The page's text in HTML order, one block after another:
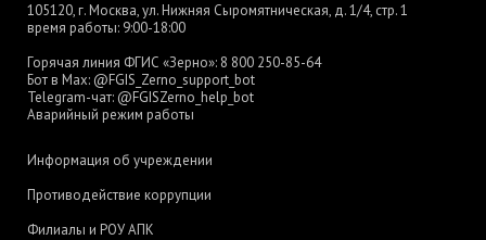
105120, г. Москва, ул. Нижняя Сыромятническая, д. 1/4, стр. 1
время работы: 9:00-18:00
Горячая линия ФГИС «Зерно»: 8 800 250-85-64
Бот в Max: @FGIS_Zerno_support_bot
Telegram-чат: @FGISZerno_help_bot
Аварийный режим работы
Информация об учреждении
Противодействие коррупции
Филиалы и РОУ АПК